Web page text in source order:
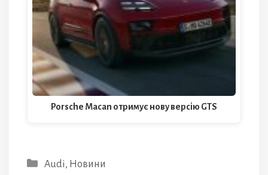
Porsche Macan отримує нову версію GTS
Категорії
Audi, Новини